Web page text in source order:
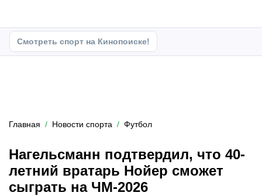
Смотреть спорт на Кинопоиске!
Главная Новости спорта Футбол
Нагельсманн подтвердил, что 40-
летний вратарь Нойер сможет
сыграть на ЧМ‑2026